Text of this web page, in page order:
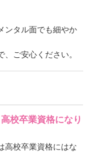
ンタル面でも細やか
ご安心ください。
校卒業資格になり
高校卒業資格にはな